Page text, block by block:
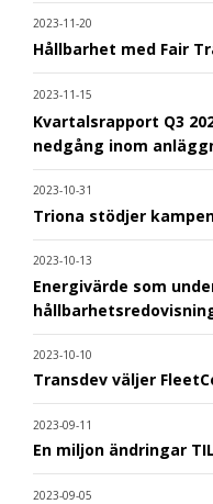
2023-11-20
Hållbarhet med Fair
2023-11-15
Kvartalsrapport Q3
nedgång inom
2023-10-31
Triona stödjer
2023-10-13
Energivärde som
2023-10-10
Transdev väljer
2023-09-11
En miljon ändringar
2023-09-05